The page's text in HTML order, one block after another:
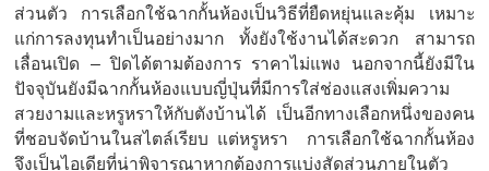
ส่วนตัว การเลือกใช้ฉากกั้นห้องเป็นวิธีที่ยืดหยุ่นและคุ้ม เหมาะ
แก่การลงทุนทำเป็นอย่างมาก ทั้งยังใช้งานได้สะดวก สามารถ
เลื่อนเปิด – ปิดได้ตามต้องการ ราคาไม่แพง นอกจากนี้ยังมีใน
ปัจจุบันยังมีฉากกั้นห้องแบบญี่ปุ่นที่มีการใส่ช่องแสงเพิ่มความ
สวยงามและหรูหราให้กับตังบ้านได้ เป็นอีกทางเลือกหนึ่งของคน
ที่ชอบจัดบ้านในสไตล์เรียบ แต่หรูหรา การเลือกใช้ฉากกั้นห้อง
จึงเป็นไอเดียที่น่าพิจารณาหากต้องการแบ่งสัดส่วนภายในตัว